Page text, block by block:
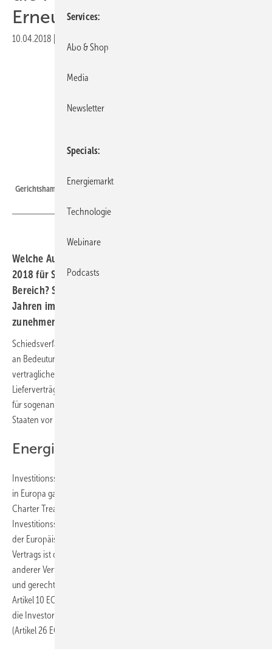
Erneuerbare streichen
10.04.2018
Gerichtshammer
Welche Auswirkungen hat das EuGH-Urteil vom 6. März
2018 für Schiedsverfahren im Erneuerbare-Energien-
Bereich? Schiedsverfahren spielen in den vergangenen
Jahren im Bereich der erneuerbaren Energien eine
zunehmend größere Rolle. Ein juristischer Fachbeitrag.
Schiedsverfahren im Bereich der erneuerbaren Energien gewinnen
an Bedeutung. Dies gilt für Schiedsverfahren auf Grund von
vertraglichen Vereinbarungen (zum Beispiel in Windenergieanlagen-
Lieferverträgen, Unternehmens- oder Projektkaufverträgen) als auch
für sogenannte Investitionsschutzklagen privater Investoren gegen
Staaten vor internationalen Schiedsgerichten.
Energiecharta-Vertrag
Investitionsschutzklagen im Erneuerbare-Energien-Bereich beruhen
in Europa ganz überwiegend auf dem Energiecharta-Vertrag (Energy
Charter Treaty, ECT), einem multilateralen
Investitionsschutzabkommen von 1994 zwischen 51 Mitgliedsstaaten,
der Europäischen Union und Euratom. Kern des Energiecharta-
Vertrags ist die Verpflichtung der Vertragsparteien, Investoren
anderer Vertragsparteien im jeweiligen Gastgeberstaat stets eine faire
und gerechte Behandlung zu gewähren (fair and equitable treatment,
Artikel 10 ECT). Im Fall eines Verstoßes gegen Artikel 10 ECT können
die Investoren vor einem internationalen Schiedsgericht klagen
(Artikel 26 ECT).
Services
Abo & Shop
Media
Newsletter
Specials
Energiemarkt
Technologie
Webinare
Podcasts